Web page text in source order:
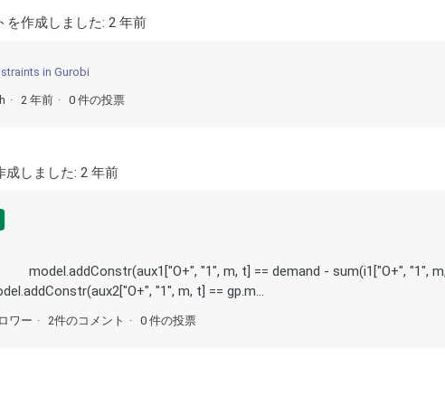
を作成しました: 2 年前
in Gurobi
2 年前 0 件の投票
成しました: 2 年前
"1", m, t] == demand - sum(i1["O+", "1",
"1", m, t] == gp.m...
ワー 2件のコメント 0 件の投票